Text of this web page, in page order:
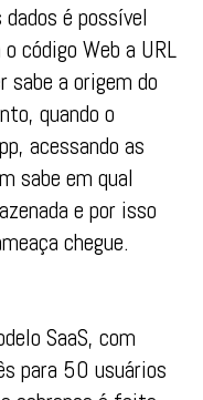
é possível
código Web a URL
sabe a origem do
quando o
acessando as
sabe em qual
e por isso
chegue.
SaaS, com
para 50 usuários